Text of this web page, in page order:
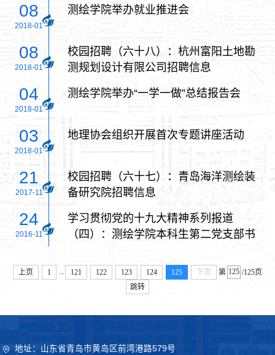
08
2018-01
测绘学院举办就业推进会
08
2018-01
校园招聘（六十八）：杭州富阳土地勘
测规划设计有限公司招聘信息
04
2018-01
测绘学院举办“一学一做”总结报告会
03
2018-01
地理协会组织开展首次专题讲座活动
21
2017-11
校园招聘（六十七）：青岛海洋测绘装
备研究院招聘信息
24
2016-11
学习贯彻党的十九大精神系列报道
（四）：测绘学院本科生第二党支部书
及入党积极分子讲党课
上页 1 121 122 123 124 125 下页 第
/125页
跳转
地址：山东省青岛市黄岛区前湾港路579号